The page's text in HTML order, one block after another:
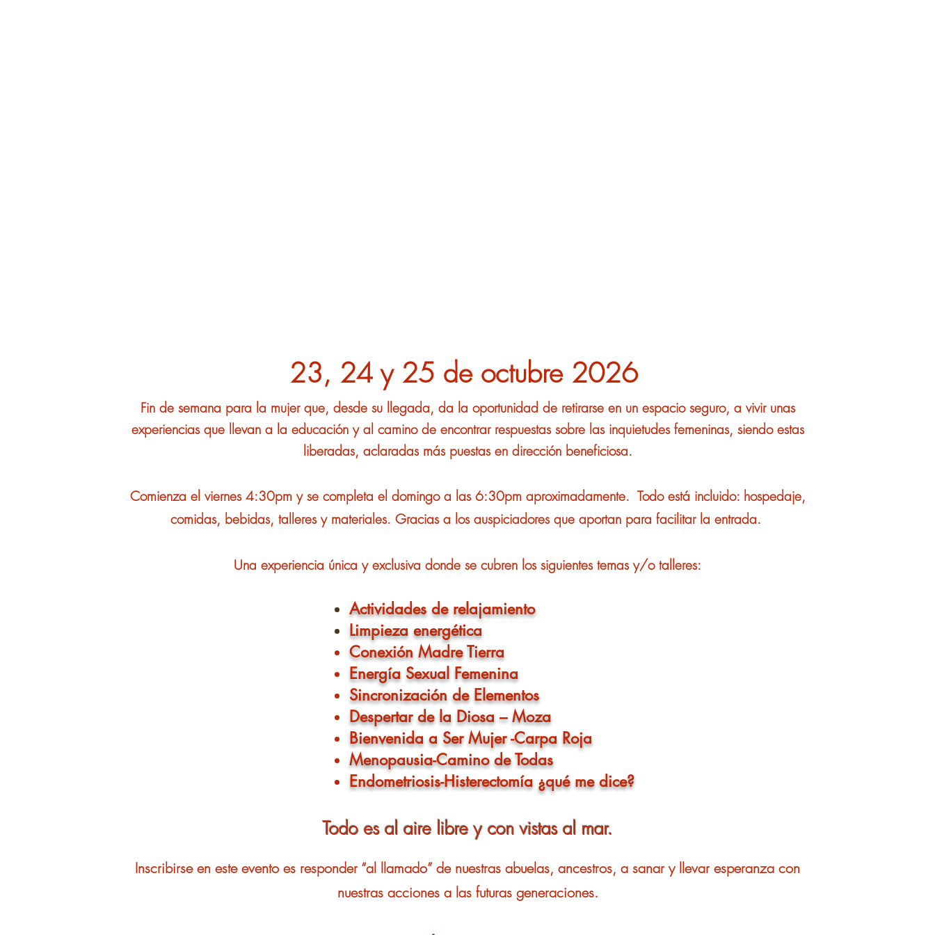
23, 24 y 25 de octubre 2026
Fin de semana para la mujer que, desde su llegada, da la oportunidad de retirarse en un espacio seguro, a vivir unas
experiencias que llevan a la educación y al camino de encontrar respuestas sobre las inquietudes femeninas, siendo estas
liberadas, aclaradas más puestas en dirección beneficiosa.
Comienza el viernes 4:30pm y se completa el domingo a las 6:30pm aproximadamente. Todo está incluido: hospedaje,
comidas, bebidas, talleres y materiales. Gracias a los auspiciadores que aportan para facilitar la entrada.
Una experiencia única y exclusiva donde se cubren los siguientes temas y/o talleres:
Actividades de relajamiento
Limpieza energética
Conexión Madre Tierra
Energía Sexual Femenina
Sincronización de Elementos
Despertar de la Diosa – Moza
Bienvenida a Ser Mujer -Carpa Roja
Menopausia-Camino de Todas
Endometriosis-Histerectomía ¿qué me dice?
Todo es al aire libre y con vistas al mar.
Inscribirse en este evento es responder “al llamado” de nuestras abuelas, ancestros, a sanar y llevar esperanza con
nuestras acciones a las futuras generaciones.